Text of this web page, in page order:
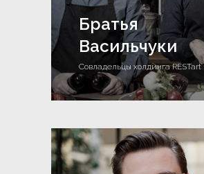
Братья
Васильчуки
Совладельцы холдинга RESTart